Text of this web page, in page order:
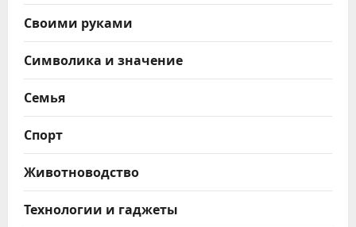
Своими руками
Символика и значение
Семья
Спорт
Животноводство
Технологии и гаджеты